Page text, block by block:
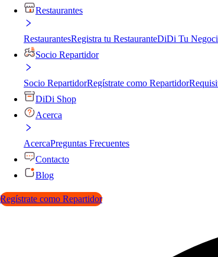
Restaurantes
RestaurantesRegistra tu RestauranteDiDi Tu
Socio Repartidor
Socio RepartidorRegístrate como Repartidor
DiDi Shop
Acerca
AcercaPreguntas Frecuentes
Contacto
Blog
Regístrate como Repartidor